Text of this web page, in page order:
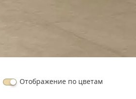
Отображение по цветам